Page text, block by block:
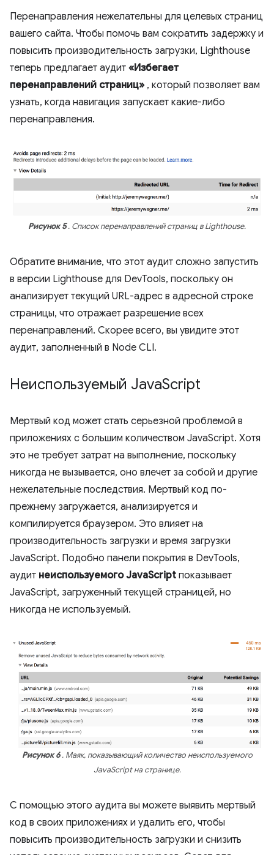
Перенаправления нежелательны для целевых страниц
вашего сайта. Чтобы помочь вам сократить задержку и
повысить производительность загрузки, Lighthouse
теперь предлагает аудит «Избегает
перенаправлений страниц» , который позволяет вам
узнать, когда навигация запускает какие-либо
перенаправления.
Рисунок 5. Список перенаправлений страниц в Lighthouse.
Обратите внимание, что этот аудит сложно запустить
в версии Lighthouse для DevTools, поскольку он
анализирует текущий URL-адрес в адресной строке
страницы, что отражает разрешение всех
перенаправлений. Скорее всего, вы увидите этот
аудит, заполненный в Node CLI.
Неиспользуемый JavaScript
Мертвый код может стать серьезной проблемой в
приложениях с большим количеством JavaScript. Хотя
это не требует затрат на выполнение, поскольку
никогда не вызывается, оно влечет за собой и другие
нежелательные последствия. Мертвый код по-
прежнему загружается, анализируется и
компилируется браузером. Это влияет на
производительность загрузки и время загрузки
JavaScript. Подобно панели покрытия в DevTools,
аудит неиспользуемого JavaScript показывает
JavaScript, загруженный текущей страницей, но
никогда не используемый.
Рисунок 6. Маяк, показывающий количество неиспользуемого
JavaScript на странице.
С помощью этого аудита вы можете выявить мертвый
код в своих приложениях и удалить его, чтобы
повысить производительность загрузки и снизить